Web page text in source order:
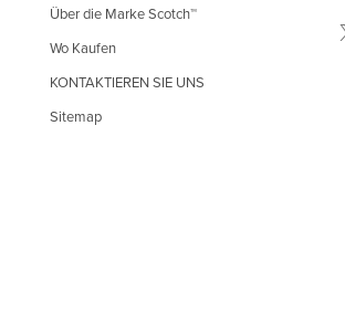
Über die Marke Scotch™
Wo Kaufen
KONTAKTIEREN SIE UNS
Sitemap